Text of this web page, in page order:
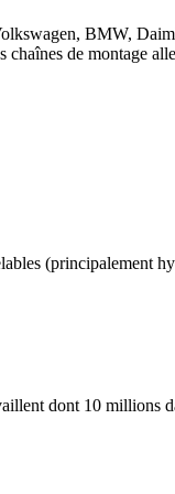
BMW,
de montage
(principalement
dont 10 millions